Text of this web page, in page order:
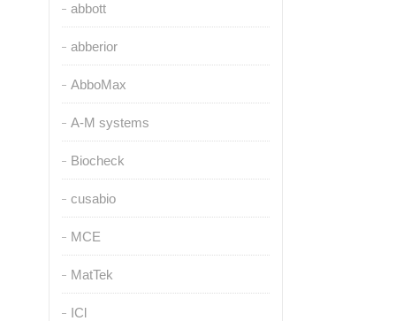
abbott
abberior
AbboMax
A-M systems
Biocheck
cusabio
MCE
MatTek
ICl